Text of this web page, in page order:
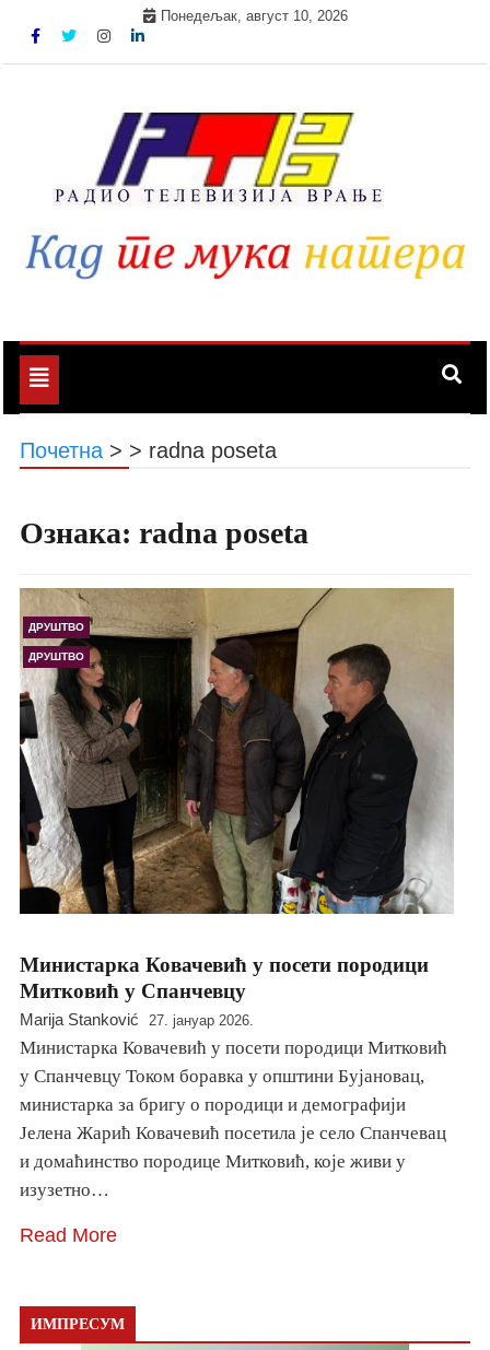
Понедељак, август 10, 2026
Toggle
navigation
Почетна > > radna poseta
Ознака: radna poseta
ДРУШТВО
ДРУШТВО
Министарка Ковачевић у посети породици
Митковић у Спанчевцу
Marija Stanković 27. јануар 2026.
Министарка Ковачевић у посети породици Митковић
у Спанчевцу Током боравка у општини Бујановац,
министарка за бригу о породици и демографији
Јелена Жарић Ковачевић посетила је село Спанчевац
и домаћинство породице Митковић, које живи у
изузетно…
Read More
ИМПРЕСУМ